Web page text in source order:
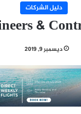
دليل الشركات
&
ديسمبر 9, 2019